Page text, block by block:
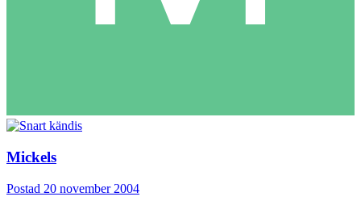
Mickels
Postad 20 november 2004